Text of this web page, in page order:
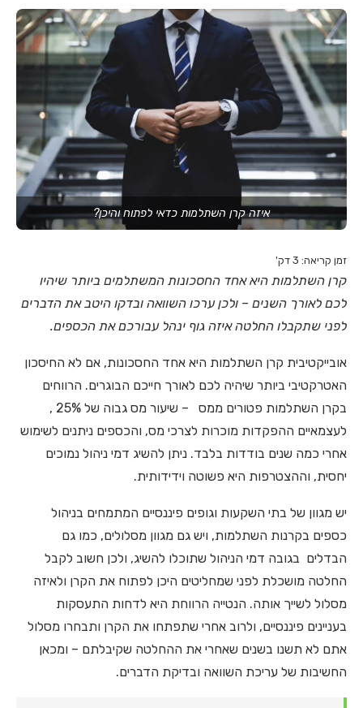
איזה קרן השתלמות כדאי לפתוח והיכן?
זמן קריאה: 3 דק'
קרן השתלמות היא אחד החסכונות המשתלמים ביותר שיהיו
לכם לאורך השנים – ולכן ערכו השוואה ובדקו היטב את הדברים
לפני שתקבלו החלטה איזה גוף ינהל עבורכם את הכספים.
אובייקטיבית קרן השתלמות היא אחד החסכונות, אם לא החיסכון
האטרקטיבי ביותר שיהיה לכם לאורך חייכם הבוגרים. הרווחים
בקרן השתלמות פטורים ממס – שיעור מס גבוה של 25% ,
לעצמאיים ההפקדות מוכרות לצרכי מס, והכספים ניתנים לשימוש
אחרי כמה שנים בודדות בלבד. ניתן להשיג דמי ניהול נמוכים
יחסית, וההצטרפות היא פשוטה וידידותית.
יש מגוון של בתי השקעות וגופים פיננסיים המתמחים בניהול
כספים בקרנות השתלמות, ויש גם מגוון מסלולים, כמו גם
הבדלים בגובה דמי הניהול שתוכלו להשיג, ולכן חשוב לקבל
החלטה מושכלת לפני שמחליטים היכן לפתוח את הקרן ולאיזה
מסלול לשייך אותה. הנטייה הרווחת היא לדחות התעסקות
בעניינים פיננסיים, ולרוב אחרי שתפתחו את הקרן ותבחרו מסלול
אתם לא תשנו בשנים שאחרי את ההחלטה שקיבלתם – ומכאן
החשיבות של עריכת השוואה ובדיקת הדברים.